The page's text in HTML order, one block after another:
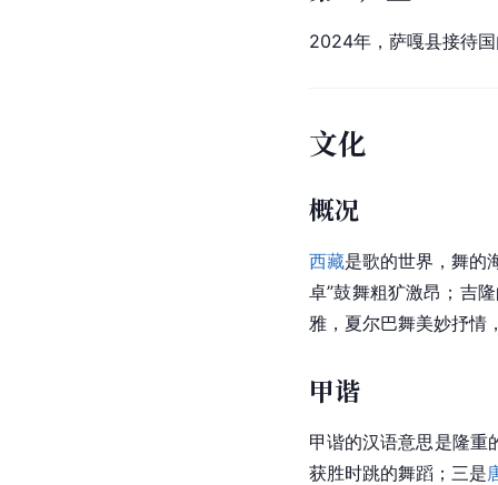
2024年，萨嘎县接待
文化
概况
西藏是歌的世界，舞的
卓”鼓舞粗犷激昂；吉
雅，夏尔巴舞美妙抒情
甲谐
甲谐的汉语意思是隆重
获胜时跳的舞蹈；三是